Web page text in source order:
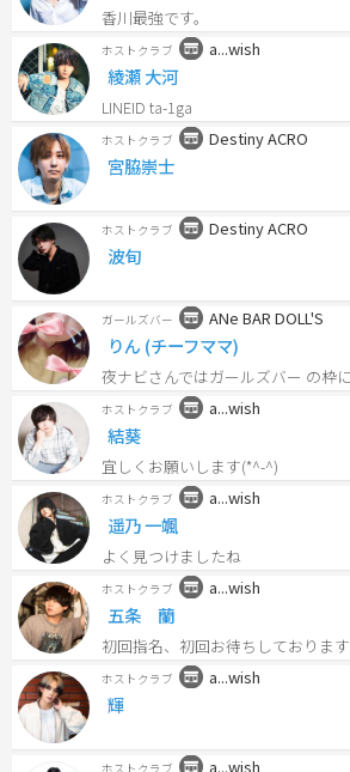
香川最強です。
ホストクラブ a...wish
綾瀬 大河
LINEID ta-1ga
ホストクラブ Destiny ACRO
宮脇崇士
ホストクラブ Destiny ACRO
波旬
ガールズバー ANe BAR DOLL'S
りん (チーフママ)
ホストクラブ a...wish
結葵
宜しくお願いします(*^-^)
ホストクラブ a...wish
遥乃 一颯
よく見つけましたね
ホストクラブ a...wish
五条 蘭
初回指名、初回お待ちしております
ホストクラブ a...wish
輝
ホストクラブ a...wish